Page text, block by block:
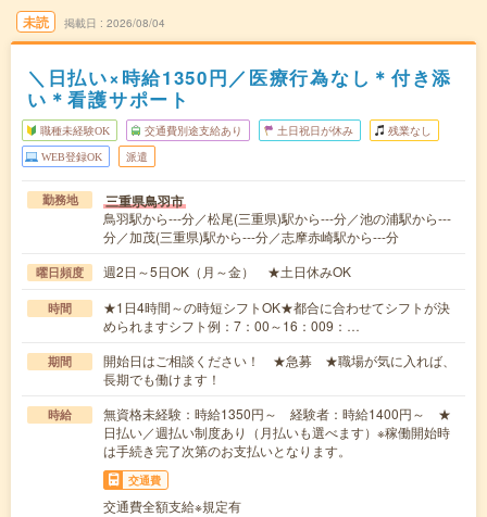
未読 掲載日 2026/08/04
＼日払い×時給1350円／医療行為なし＊付き添
い＊看護サポート
職種未経験OK 交通費別途支給あり 土日祝日が休み 残業なし
WEB登録OK 派遣
勤務地 三重県鳥羽市
鳥羽駅から---分／松尾(三重県)駅から---分／池の浦駅から---
分／加茂(三重県)駅から---分／志摩赤崎駅から---分
曜日頻度 週2日～5日OK（月～金） ★土日休みOK
時間
★1日4時間～の時短シフトOK★都合に合わせてシフトが決
められますシフト例：7：00～16：009：…
期間
開始日はご相談ください！ ★急募 ★職場が気に入れば、
長期でも働けます！
時給
無資格未経験：時給1350円～ 経験者：時給1400円～ ★
日払い／週払い制度あり（月払いも選べます）※稼働開始時
は手続き完了次第のお支払いとなります。
交通費
交通費全額支給※規定有